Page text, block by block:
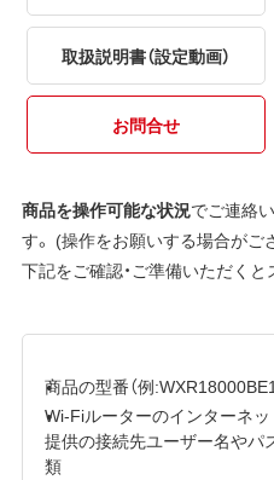
取扱説明書（設定動画）
お問合せ
商品を操作可能な状況でご連絡
す。 (操作をお願いする場合がご
下記をご確認・ご準備いただく
商品の型番（例
Wi-Fiルーターのインターネ
提供の接続先ユーザー名やパ
類